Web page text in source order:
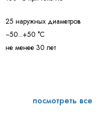
25 наружных диаметров
−50...+50 °C
не менее 30 лет
посмотреть все